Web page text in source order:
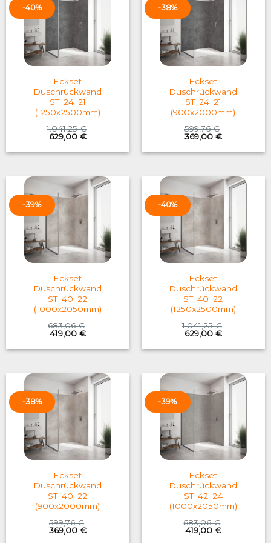
-40%
Eckset
Duschrückwand
ST_24_21
(1250x2500mm)
1.041,25€
Original
price
was:
629,00 €Current
is:
-38%
Eckset
Duschrückwand
ST_24_21
(900x2000mm)
599,76€
Original
price
was:
369,00 €Current
is:
-39%
Eckset
Duschrückwand
ST_40_22
(1000x2050mm)
683,06€
Original
price
was:
419,00 €Current
is:
-40%
Eckset
Duschrückwand
ST_40_22
(1250x2500mm)
1.041,25€
Original
price
was:
629,00 €Current
is:
-38%
Eckset
Duschrückwand
ST_40_22
(900x2000mm)
599,76€
Original
price
369,00 €Current
-39%
Eckset
Duschrückwand
ST_42_24
(1000x2050mm)
683,06€
Original
price
419,00 €Current